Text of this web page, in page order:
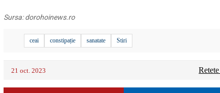
Sursa:dorohoinews.ro
ceai constipație sanatate Stiri
21 oct. 2023